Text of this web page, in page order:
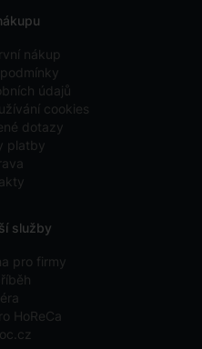
nákup
údajů
cookies
dotazy
platby
služby
pro firmy
HoReCa